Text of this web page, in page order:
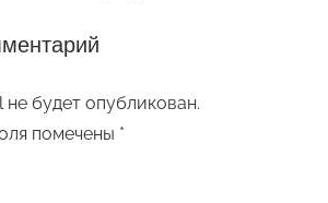
будет опубликован.
помечены *